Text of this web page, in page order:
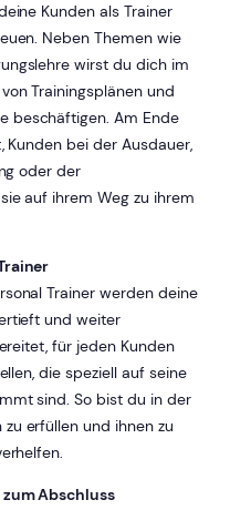
Kunden als Trainer
Neben Themen wie
wirst du dich im
Trainingsplänen und
beschäftigen. Am Ende
bei der Ausdauer,
oder der
auf ihrem Weg zu ihrem
Trainer werden deine
und weiter
für jeden Kunden
die speziell auf seine
sind. So bist du in der
erfüllen und ihnen zu
Abschluss